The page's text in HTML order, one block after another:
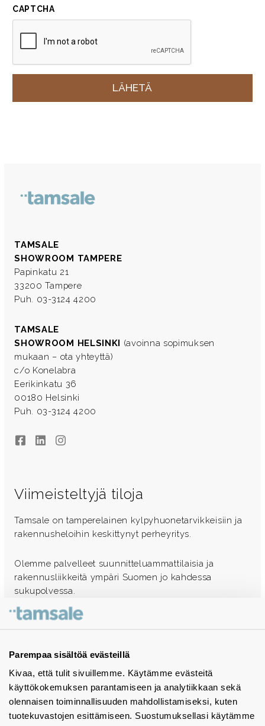
Parempaa sisältöä evästeillä
Kivaa, että tulit sivuillemme. Käytämme evästeitä
käyttökokemuksen parantamiseen ja analytiikkaan sekä
olennaisen toiminnallisuuden mahdollistamiseksi, kuten
tuotekuvastojen esittämiseen. Suostumuksellasi käytämme
CAPTCHA
TAMSALE
SHOWROOM TAMPERE
Papinkatu 21
33200 Tampere
Puh. 03-3124 4200
TAMSALE
SHOWROOM HELSINKI (avoinna sopimuksen
mukaan – ota yhteyttä)
c/o Konelabra
Eerikinkatu 36
00180 Helsinki
Puh. 03-3124 4200
FacebookLinkedInInstagram
Viimeisteltyjä tiloja
Tamsale on tamperelainen kylpyhuonetarvikkeisiin ja
rakennusheloihin keskittynyt perheyritys.
Olemme palvelleet suunnitteluammattilaisia ja
rakennusliikkeitä ympäri Suomen jo kahdessa
sukupolvessa.
Ota yhteyttä - autamme mielellämme
Tuotekuvastot
Instagram
BIM-objektit
Yhteystiedot